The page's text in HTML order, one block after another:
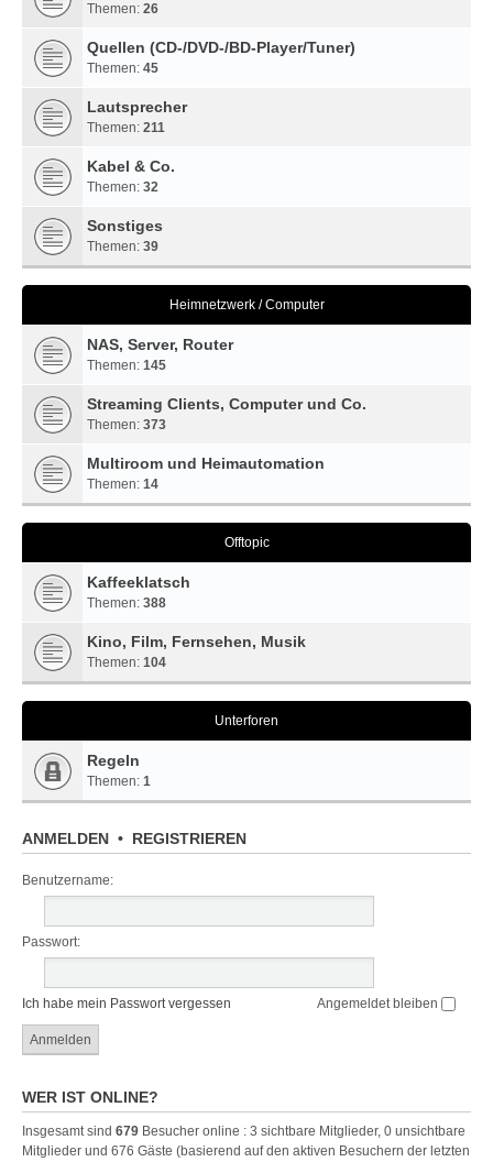
Themen: 26
Quellen (CD-/DVD-/BD-Player/Tuner)
Themen: 45
Lautsprecher
Themen: 211
Kabel & Co.
Themen: 32
Sonstiges
Themen: 39
Heimnetzwerk / Computer
NAS, Server, Router
Themen: 145
Streaming Clients, Computer und Co.
Themen: 373
Multiroom und Heimautomation
Themen: 14
Offtopic
Kaffeeklatsch
Themen: 388
Kino, Film, Fernsehen, Musik
Themen: 104
Unterforen
Regeln
Themen: 1
ANMELDEN • REGISTRIEREN
Benutzername:
Passwort:
Ich habe mein Passwort vergessen Angemeldet bleiben
WER IST ONLINE?
Insgesamt sind 679 Besucher online : 3 sichtbare Mitglieder, 0 unsichtbare
Mitglieder und 676 Gäste (basierend auf den aktiven Besuchern der letzten